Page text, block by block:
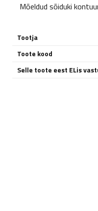
Mõeldud sõiduki
Tootja
Toote kood
Selle toote eest ELis